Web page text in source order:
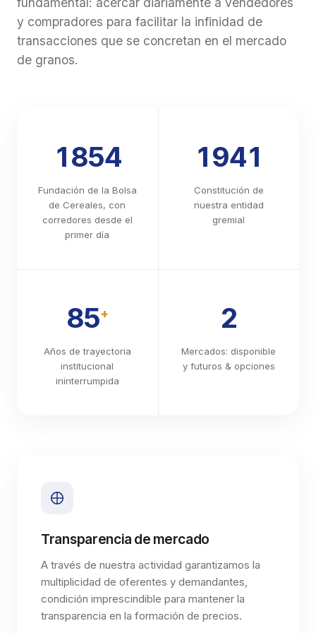
de utilizarla, dado que se exige expresamente que
el productor se encuentre calificado en Estado 1 o
Estado 2. Estas consecuencias no se producen por
obligación y solicitarles que verifiquen La vigencia y
actualización de todos los RENSPA asociados a sus
establecimientos. Adjuntamos la Resolución SENASA
679/2026 para su conocimiento.
https://www.boletinoficial.gob.ar/detalleAviso/primera/
y compradores para facilitar la infinidad de
transacciones que se concretan en el mercado
de granos.
1854
Fundación de la Bolsa
de Cereales, con
corredores desde el
primer día
1941
Constitución de
nuestra entidad
gremial
85+
Años de trayectoria
institucional
ininterrumpida
2
Mercados: disponible
y futuros & opciones
Transparencia de mercado
A través de nuestra actividad garantizamos la
multiplicidad de oferentes y demandantes,
condición imprescindible para mantener la
transparencia en la formación de precios.